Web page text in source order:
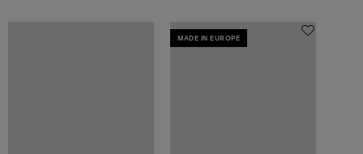
MADE IN EUROPE